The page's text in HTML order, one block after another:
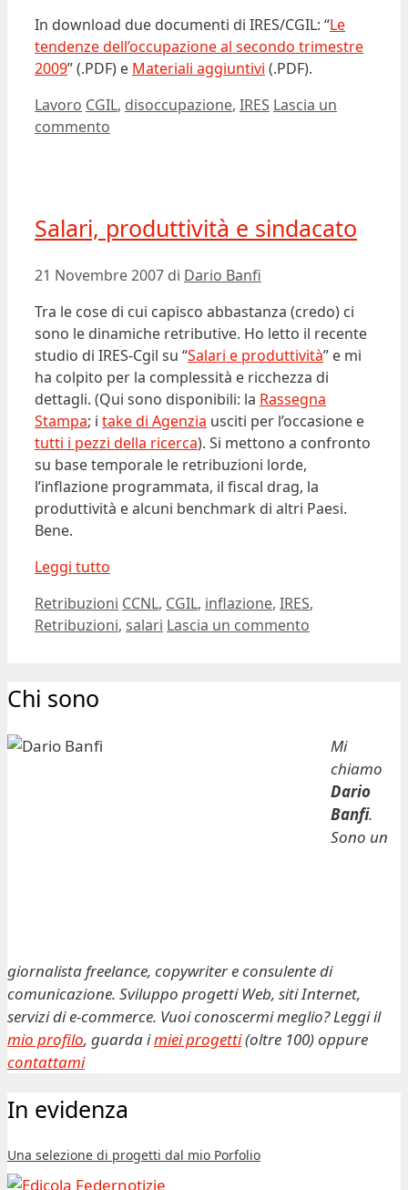
In download due documenti di IRES/CGIL: “Le
tendenze dell’occupazione al secondo trimestre
2009” (.PDF) e Materiali aggiuntivi (.PDF).
Categorie
Lavoro Tag
CGIL, disoccupazione, IRES Lascia un
commento
Salari, produttività e sindacato
21 Novembre 2007 di Dario Banfi
Tra le cose di cui capisco abbastanza (credo) ci
sono le dinamiche retributive. Ho letto il recente
studio di IRES-Cgil su “Salari e produttività” e mi
ha colpito per la complessità e ricchezza di
dettagli. (Qui sono disponibili: la Rassegna
Stampa; i take di Agenzia usciti per l’occasione e
tutti i pezzi della ricerca). Si mettono a confronto
su base temporale le retribuzioni lorde,
l’inflazione programmata, il fiscal drag, la
produttività e alcuni benchmark di altri Paesi.
Bene.
Leggi tutto
Categorie
Retribuzioni Tag
CCNL, CGIL, inflazione, IRES,
Retribuzioni, salari Lascia un commento
Chi sono
Mi
chiamo
Dario
Banfi.
Sono un
giornalista freelance, copywriter e consulente di
comunicazione. Sviluppo progetti Web, siti Internet,
servizi di e-commerce. Vuoi conoscermi meglio? Leggi il
mio profilo, guarda imiei progetti(oltre 100) oppure
contattami
In evidenza
Una selezione di progetti dal mio Porfolio